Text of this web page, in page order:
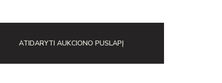
ATIDARYTI AUKCIONO PUSLAPĮ